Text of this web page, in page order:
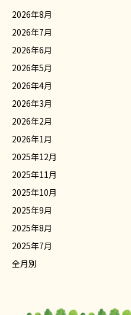
2026年8月
2026年7月
2026年6月
2026年5月
2026年4月
2026年3月
2026年2月
2026年1月
2025年12月
2025年11月
2025年10月
2025年9月
2025年8月
2025年7月
全月別